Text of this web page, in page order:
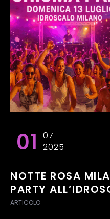
01
07
2025
NOTTE ROSA
PARTY
ARTICOLO